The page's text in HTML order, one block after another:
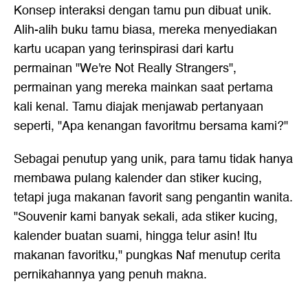
Konsep interaksi dengan tamu pun dibuat unik.
Alih-alih buku tamu biasa, mereka menyediakan
kartu ucapan yang terinspirasi dari kartu
permainan "We're Not Really Strangers",
permainan yang mereka mainkan saat pertama
kali kenal. Tamu diajak menjawab pertanyaan
seperti, "Apa kenangan favoritmu bersama kami?"
Sebagai penutup yang unik, para tamu tidak hanya
membawa pulang kalender dan stiker kucing,
tetapi juga makanan favorit sang pengantin wanita.
"Souvenir kami banyak sekali, ada stiker kucing,
kalender buatan suami, hingga telur asin! Itu
makanan favoritku," pungkas Naf menutup cerita
pernikahannya yang penuh makna.